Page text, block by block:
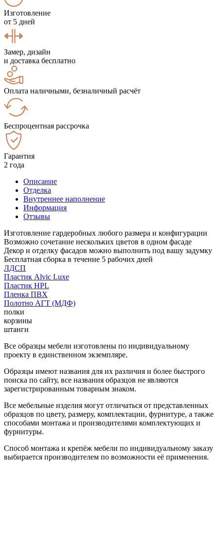
Изготовление
от 5 дней
Замер, дизайн
и доставка бесплатно
Оплата наличными, безналичный расчёт
Беспроцентная рассрочка
Гарантия
2 года
Описание
Отделка
Внутреннее наполнение
Информация
Отзывы
Изготовление гардеробных любого размера и конфигурации
Возможно сочетание нескольких цветов в одном фасаде
Декор и отделку фасадов можно выполнить под вашу задумку
Бесплатная сборка в течение 5 рабочих дней
ЛДСП
Пластик Alvic Luxe
Пластик HPL
Пленка ПВХ
Полотно АГТ (МДФ)
полки
корзины
штанги
Все образцы мебели изготовлены по индивидуальному
проекту в единственном экземпляре.
Образцы имеют названия для их различия и более быстрого
поиска по сайту, все названия образцов не являются
зарегистрированным товарным знаком.
Все мебельные изделия могут отличаться от представленных
образцов по цвету, размеру, комплектации, фурнитуре, а также
способами монтажа и производителями комплектующих и
фурнитуры.
Способ монтажа и крепёж мебели по индивидуальному заказу
выбирается производителем по возможности её применения.